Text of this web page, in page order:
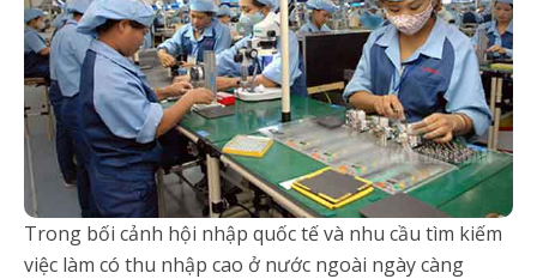
Trong bối cảnh hội nhập quốc tế và nhu cầu tìm kiếm
việc làm có thu nhập cao ở nước ngoài ngày càng